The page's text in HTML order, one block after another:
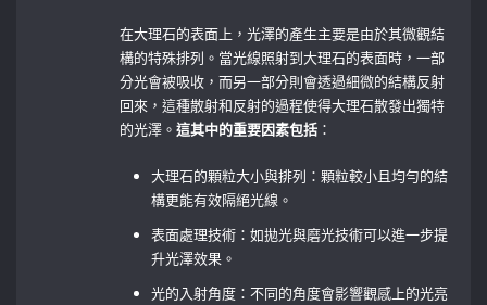
在大理石的表面上，光澤的產生主要是由於其微觀結
構的特殊排列。當光線照射到大理石的表面時，一部
分光會被吸收，而另一部分則會透過細微的結構反射
回來，這種散射和反射的過程使得大理石散發出獨特
的光澤。這其中的重要因素包括 ：
大理石的顆粒大小與排列：顆粒較小且均勻的結
構更能有效隔絕光線。
表面處理技術：如拋光與磨光技術可以進一步提
升光澤效果。
光的入射角度：不同的角度會影響觀感上的光亮